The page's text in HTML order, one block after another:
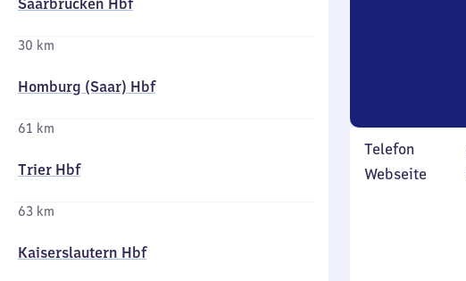
Saarbrücken Hbf
30 km
Homburg (Saar) Hbf
61 km
Trier Hbf
63 km
Kaiserslautern Hbf
Telefon
Webseite